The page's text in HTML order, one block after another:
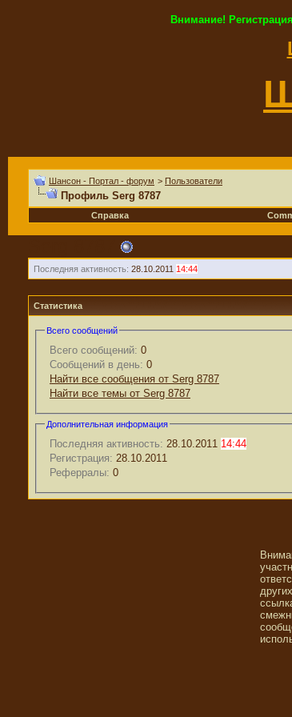
Внимание!
Шансон - Портал - форум > Пользователи
Профиль Serg 8787
Справка
Последняя активность: 28.10.2011 14:44
Статистика
Всего сообщений
Всего сообщений: 0
Сообщений в день: 0
Найти все сообщения от Serg 8787
Найти все темы от Serg 8787
Дополнительная информация
Последняя активность: 28.10.2011 14:44
Регистрация: 28.10.2011
Реферралы: 0